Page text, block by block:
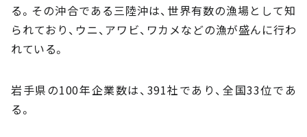
る。その沖合である三陸沖は、世界有数の漁場として知
られており、ウニ、アワビ、ワカメなどの漁が盛んに行わ
れている。
岩手県の100年企業数は、391社であり、全国33位であ
る。